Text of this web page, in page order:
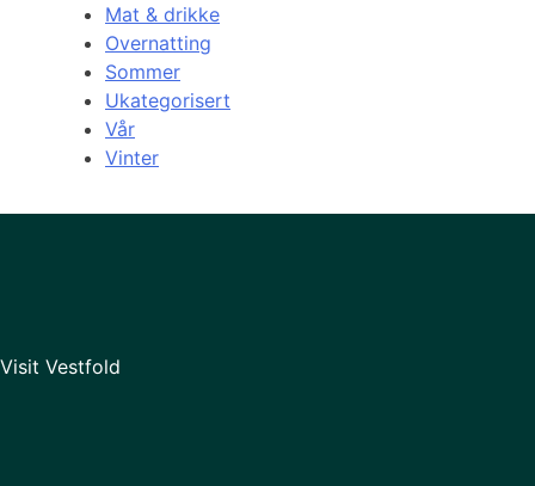
Mat & drikke
Overnatting
Sommer
Ukategorisert
Vår
Vinter
Visit Vestfold